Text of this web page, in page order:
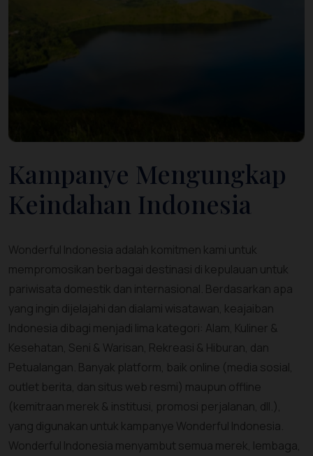
Kampanye Mengungkap
Keindahan Indonesia
Wonderful Indonesia adalah komitmen kami untuk
mempromosikan berbagai destinasi di kepulauan untuk
pariwisata domestik dan internasional. Berdasarkan apa
yang ingin dijelajahi dan dialami wisatawan, keajaiban
Indonesia dibagi menjadi lima kategori: Alam, Kuliner &
Kesehatan, Seni & Warisan, Rekreasi & Hiburan, dan
Petualangan. Banyak platform, baik online (media sosial,
outlet berita, dan situs web resmi) maupun offline
(kemitraan merek & institusi, promosi perjalanan, dll.),
yang digunakan untuk kampanye Wonderful Indonesia.
Wonderful Indonesia menyambut semua merek, lembaga,